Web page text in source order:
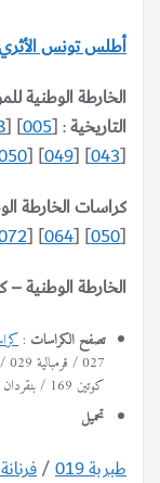
أطلس تونس
الخارطة الوطنية
التاريخية: [
005
] [
[
043
] [
049
] [
كراسات الخارطة
[
050
] [
064
] [
الخارطة الوطنية –
تصفح الكراسات :
كوتين 169 / بنقردان 182
تحميل
طبربة 019 /فرنانة